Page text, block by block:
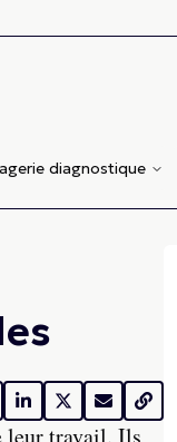
diagnostique
leur travail. Ils